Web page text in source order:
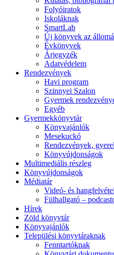
Folyóiratok
Iskoláknak
SmartLab
Új könyvek az
Évkönyvek
Árjegyzék
Adatvédelem
Rendezvények
Havi program
Szinnyei Szalon
Gyermek
Egyéb
Gyermekkönyvtár
Könyvajánlók
Mesekuckó
Rendezvények,
Könyvújdonságok
Multimediális részleg
Könyvújdonságok
Médiatár
Videó- és
Fülhallgató –
Hírek
Zöld könyvtár
Könyvajánlók
Települési könyvtáraknak
Fenntartóknak